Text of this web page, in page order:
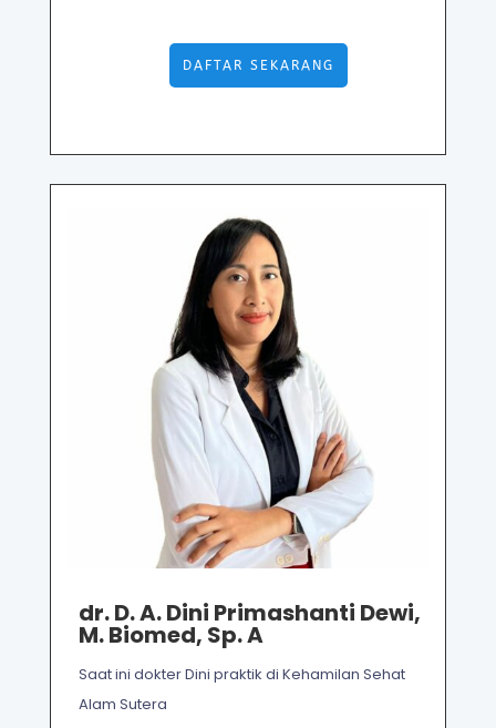
DAFTAR SEKARANG
dr. D. A. Dini Primashanti Dewi,
M. Biomed, Sp. A
Saat ini dokter Dini praktik di Kehamilan Sehat
Alam Sutera